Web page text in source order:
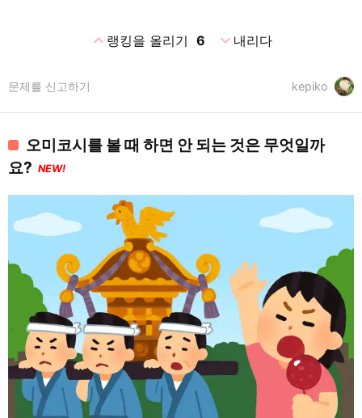
expand_less랭킹을 올리기 6 expand_more내리다
kepiko
문제를 신고하기
오미코시를 볼 때 하면 안 되는 것은 무엇일까
요? NEW!